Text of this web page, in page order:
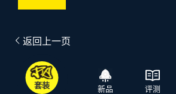
返回上一页
套装 新品 评测